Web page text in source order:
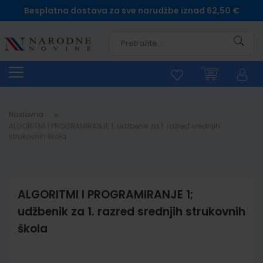
Besplatna dostava za sve narudžbe iznad 62,50 €
Naslovna
ALGORITMI I PROGRAMIRANJE 1;
udžbenik za 1. razred srednjih strukovnih
škola